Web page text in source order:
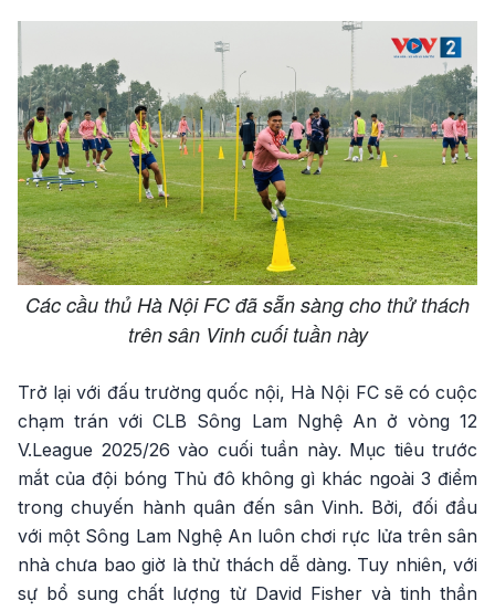
Các cầu thủ Hà Nội FC đã sẵn sàng cho thử thách
trên sân Vinh cuối tuần này
Trở lại với đấu trường quốc nội, Hà Nội FC sẽ có cuộc
chạm trán với CLB Sông Lam Nghệ An ở vòng 12
V.League 2025/26 vào cuối tuần này. Mục tiêu trước
mắt của đội bóng Thủ đô không gì khác ngoài 3 điểm
trong chuyến hành quân đến sân Vinh. Bởi, đối đầu
với một Sông Lam Nghệ An luôn chơi rực lửa trên sân
nhà chưa bao giờ là thử thách dễ dàng. Tuy nhiên, với
sự bổ sung chất lượng từ David Fisher và tinh thần